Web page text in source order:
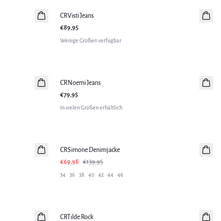
CRVisti Jeans
€89,95
Wenige Größen verfügbar
Neuheiten
CRNoemi Jeans
€79,95
In vielen Größen erhältlich
CRSimone Denimjacke
€69,98
€139,95
34 36 38 40 42 44 46
CRTilde Rock